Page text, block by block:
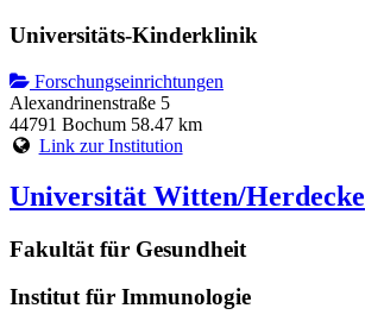
Universitäts-Kinderklinik
Forschungseinrichtungen
Alexandrinenstraße 5
44791 Bochum 58.47 km
Link zur Institution
Universität Witten/Herdecke
Fakultät für Gesundheit
Institut für Immunologie